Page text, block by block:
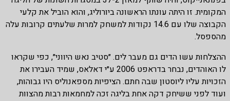
המקומית. זו היתה עונתו הראשונה ביורוליג, והוא הוביל את קלעי
הקבוצה שלו עם 14.6 נקודות למשחק למרות שלעתים קרובות עלה
מהספסל.
ההצלחות עשו הדים גם מעבר לים. ״סטיב נאש היווני״, כפי שקראו
לו האוהדים, נבחר בדראפט 2006 ע״י דאלאס, שמיד העבירו את
הזכויות עליו ליוסטון שבה חתם. הציפיות מספאנוליס היו גבוהות,
ועוד לפני ששיחק דקה אחת בליגה זכה למחמאות רבות מהצוות